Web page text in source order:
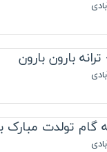
بارون بارون
تولدت مبارک